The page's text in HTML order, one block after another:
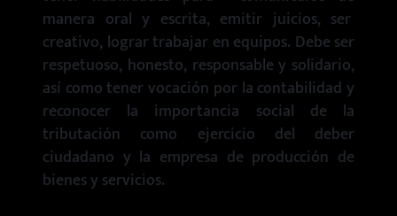
manera oral y escrita, emitir juicios, ser
creativo, lograr trabajar en equipos. Debe ser
respetuoso, honesto, responsable y solidario,
así como tener vocación por la contabilidad y
reconocer la importancia social de la
tributación como ejercicio del deber
ciudadano y la empresa de producción de
bienes y servicios.